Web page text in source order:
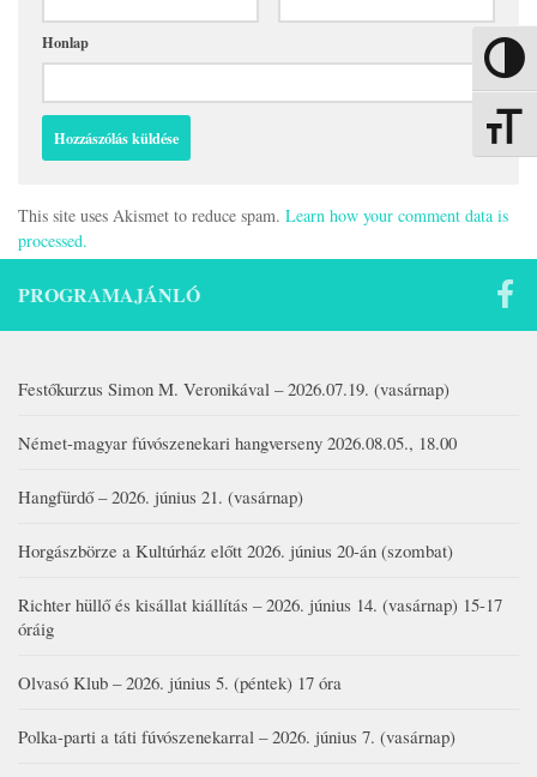
Nagy
Honlap
This site uses Akismet to reduce spam. Learn how your comment data is
processed.
PROGRAMAJÁNLÓ
Festőkurzus Simon M. Veronikával – 2026.07.19. (vasárnap)
Német-magyar fúvószenekari hangverseny 2026.08.05., 18.00
Hangfürdő – 2026. június 21. (vasárnap)
Horgászbörze a Kultúrház előtt 2026. június 20-án (szombat)
Richter hüllő és kisállat kiállítás – 2026. június 14. (vasárnap) 15-17
óráig
Olvasó Klub – 2026. június 5. (péntek) 17 óra
Polka-parti a táti fúvószenekarral – 2026. június 7. (vasárnap)